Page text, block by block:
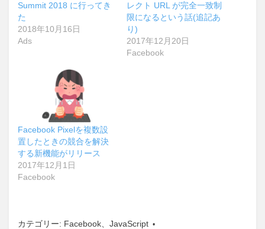
Summit 2018 に行ってき
た
2018年10月16日
Ads
レクト URL が完全一致制
限になるという話(追記あ
り)
2017年12月20日
Facebook
Facebook Pixelを複数設
置したときの競合を解決
する新機能がリリース
2017年12月1日
Facebook
カテゴリー: Facebook
JavaScript